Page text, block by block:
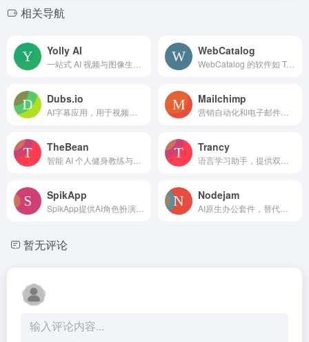
相关导航
Yolly AI WebCatalog
WebCatalog 的软件如 Tabby、WebCatalog Desktop 和 WebCatalog Atlas 帮助用户发现、管理和组织应用和账户。
Dubs.io Mailchimp
TheBean Trancy
SpikApp Nodejam
暂无评论